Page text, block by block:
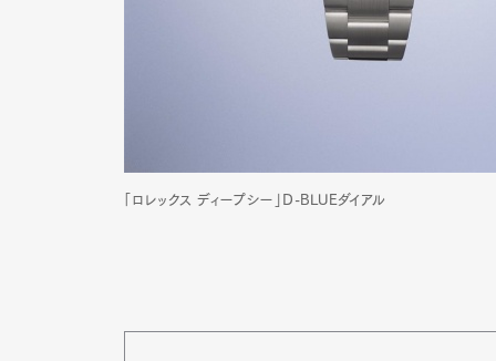
「ロレックス ディープシー」D-BLUEダイアル